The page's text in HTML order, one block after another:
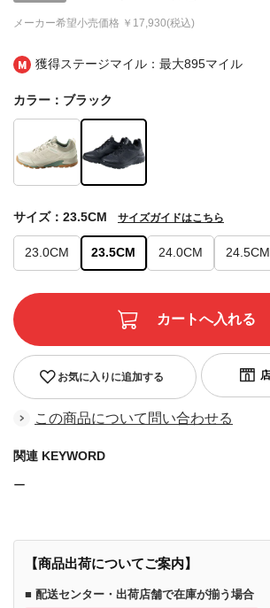
獲得ステージマイル：最大895マイル
メーカー希望小売価格 ￥17,930(税込)
カラー：ブラック
23.0CM 23.5CM 24.0CM 24.5CM
サイズ：23.5CM サイズガイドはこちら
お気に入りに追加する
この商品について問い合わせる
関連 KEYWORD
ー
【商品出荷についてご案内】
■ 配送センター・出荷店舗で在庫が揃う場合